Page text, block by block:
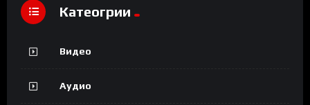
Катеогрии
Видео
Аудио